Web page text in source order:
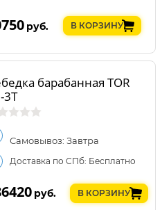
руб. В КОРЗИНУ
барабанная TOR
3Т
Самовывоз: Завтра
Доставка по СПб: Бесплатно
руб. В КОРЗИНУ